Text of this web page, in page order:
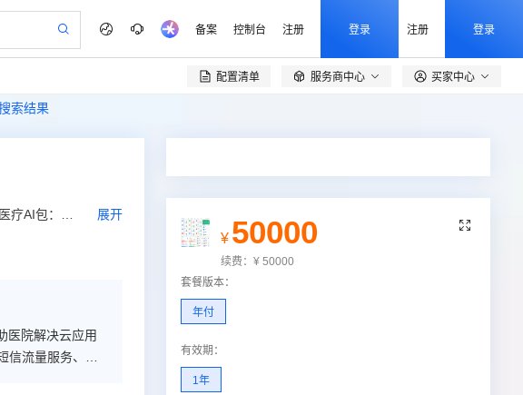
了解阿里云
索结果
备案 控制台 注册 登录 注册 登录
配置清单  服务商中心 买家中心
疗AI包：智
展开

¥ 50000
续费：¥ 50000
套餐版本：
年付
有效期 ：
1年